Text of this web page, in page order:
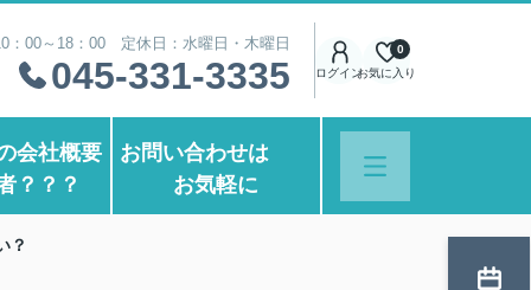
：00～18：00 定休日：水曜日・木曜日
045-331-3335 ログインお気に入り
0
会社概要
？？？
お問い合わせは
お気軽に
？